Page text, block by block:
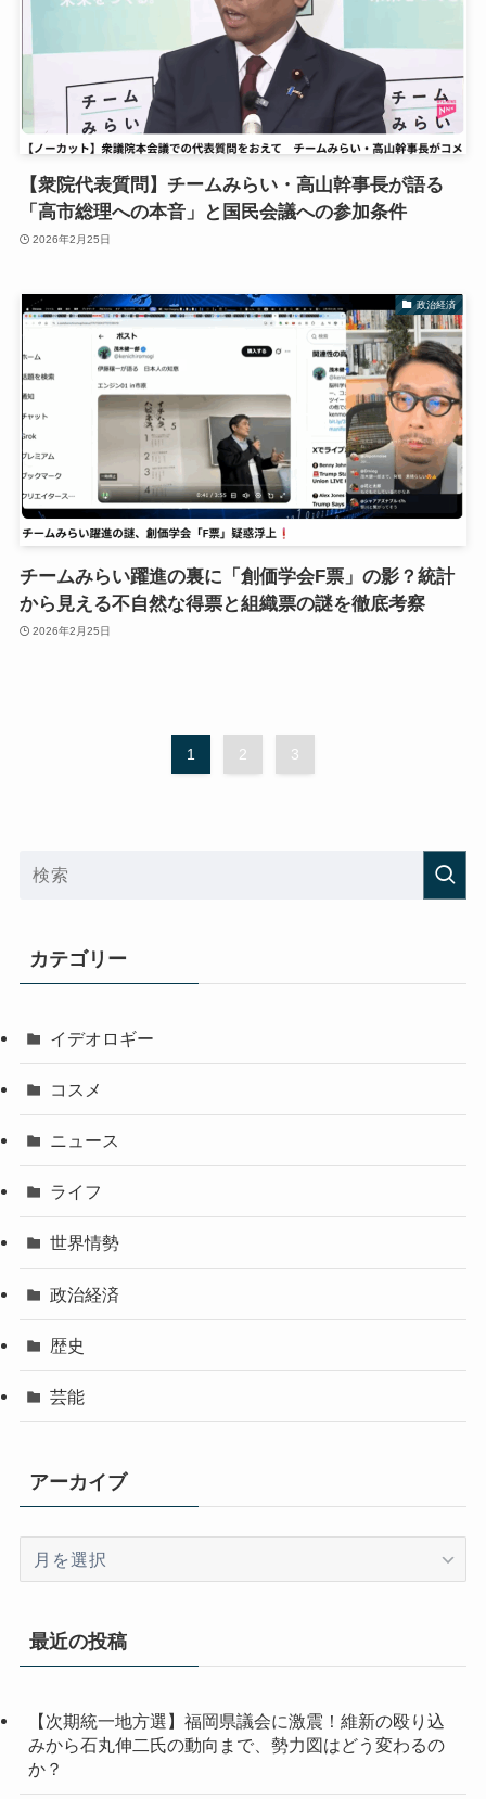
【衆院代表質問】チームみらい・高山幹事長が語る
「高市総理への本音」と国民会議への参加条件
2026年2月25日
政治経済
チームみらい躍進の裏に「創価学会F票」の影？統計
から見える不自然な得票と組織票の謎を徹底考察
2026年2月25日
1 2 3
カテゴリー
イデオロギー
コスメ
ニュース
ライフ
世界情勢
政治経済
歴史
芸能
アーカイブ
イ
最近の投稿
【次期統一地方選】福岡県議会に激震！維新の殴り込
みから石丸伸二氏の動向まで、勢力図はどう変わるの
か？